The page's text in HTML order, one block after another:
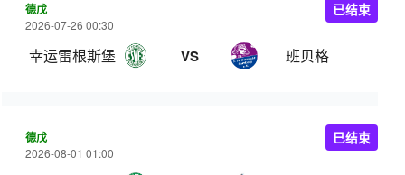
德戊
2026-07-26 00:30
幸运雷根斯堡 VS 班贝格
已结束
德戊
2026-08-01 01:00
已结束